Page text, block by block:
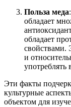
Польза меда
обладает
обладает
свойствами.
и
употреблять
Эти факты
культурные
объектом для